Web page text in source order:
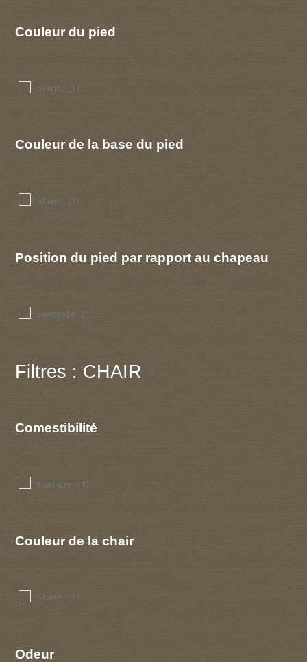
Couleur du pied
blanc (1)
Couleur de la base du pied
blanc (1)
Position du pied par rapport au chapeau
centrale (1)
Filtres : CHAIR
Comestibilité
toxique (1)
Couleur de la chair
blanc (1)
Odeur